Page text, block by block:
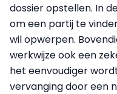
dossier opstellen. In
om een partij te
wil opwerpen.
werkwijze ook een
het eenvoudiger
vervanging door een